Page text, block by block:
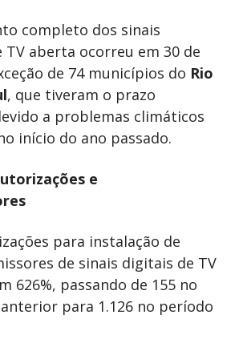
completo dos sinais
TV aberta ocorreu em 30 de
de 74 municípios do Rio
, que tiveram o prazo
a problemas climáticos
início do ano passado.
e
para instalação de
de sinais digitais de TV
626%, passando de 155 no
para 1.126 no período